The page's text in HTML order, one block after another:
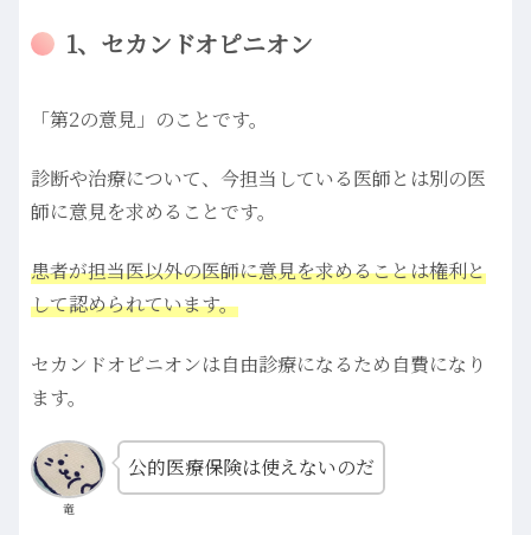
1、セカンドオピニオン
「第2の意見」のことです。
診断や治療について、今担当している医師とは別の医
師に意見を求めることです。
患者が担当医以外の医師に意見を求めることは権利と
して認められています。
セカンドオピニオンは自由診療になるため自費になり
ます。
竜
公的医療保険は使えないのだ